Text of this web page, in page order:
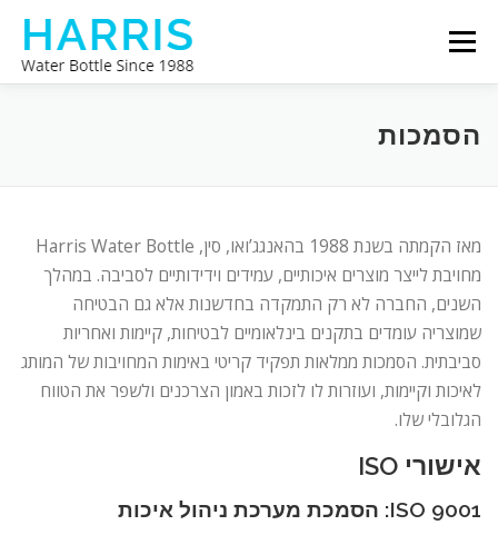
Menu
צור קשרהסמכות
מאז הקמתה בשנת 1988 בהאנגג’ואו, סין, Harris Water Bottle
מחויבת לייצר מוצרים איכותיים, עמידים וידידותיים לסביבה. במהלך
השנים, החברה לא רק התמקדה בחדשנות אלא גם הבטיחה
שמוצריה עומדים בתקנים בינלאומיים לבטיחות, קיימות ואחריות
סביבתית. הסמכות ממלאות תפקיד קריטי באימות המחויבות של המותג
לאיכות וקיימות, ועוזרות לו לזכות באמון הצרכנים ולשפר את הטווח
הגלובלי שלו.
אישורי ISO
ISO 9001: הסמכת מערכת ניהול איכות